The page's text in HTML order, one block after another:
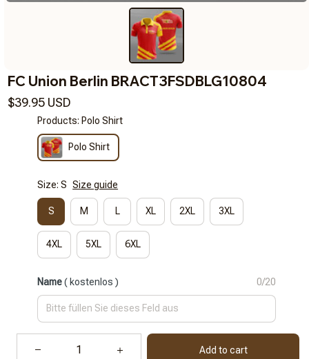
FC Union Berlin BRACT3FSDBLG10804
$39.95 USD
Products: Polo Shirt
Polo Shirt
Size: S Size guide
S M L XL 2XL 3XL
4XL 5XL 6XL
Name( kostenlos ) 0/20
Add to cart